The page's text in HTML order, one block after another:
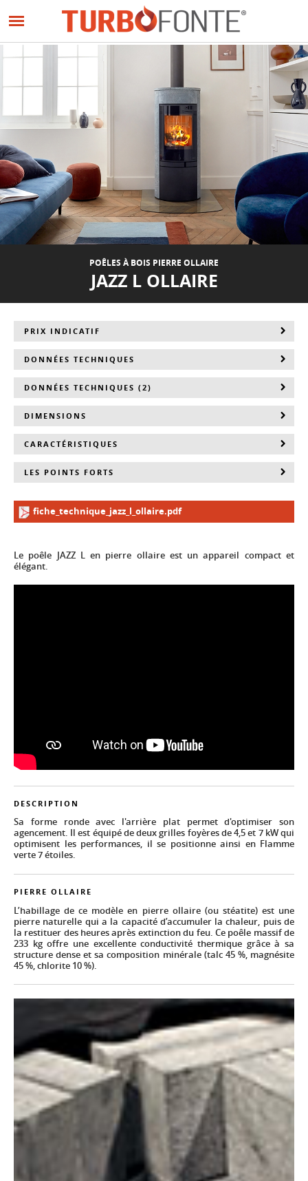
au
POÊLES À BOIS PIERRE OLLAIRE
JAZZ L OLLAIRE
Le poêle JAZZ L en pierre ollaire est un appareil compact et
élégant.
DESCRIPTION
Sa forme ronde avec l'arrière plat permet d'optimiser son
agencement. Il est équipé de deux grilles foyères de 4,5 et 7 kW qui
optimisent les performances, il se positionne ainsi en Flamme
verte 7 étoiles.
PIERRE OLLAIRE
L’habillage de ce modèle en pierre ollaire (ou stéatite) est une
pierre naturelle qui a la capacité d’accumuler la chaleur, puis de
la restituer des heures après extinction du feu. Ce poêle massif de
233 kg offre une excellente conductivité thermique grâce à sa
structure dense et sa composition minérale (talc 45 %, magnésite
45 %, chlorite 10 %).
PRIX INDICATIF
DONNÉES TECHNIQUES
DONNÉES TECHNIQUES (2)
DIMENSIONS
CARACTÉRISTIQUES
LES POINTS FORTS
fiche_technique_jazz_l_ollaire.pdf
Panneau de gestion des cookies